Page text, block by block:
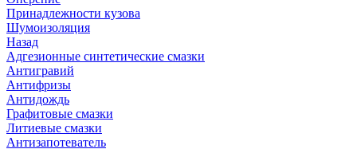
Принадлежности кузова
Шумоизоляция
Назад
Адгезионные синтетические смазки
Антигравий
Антифризы
Антидождь
Графитовые смазки
Литиевые смазки
Антизапотеватель